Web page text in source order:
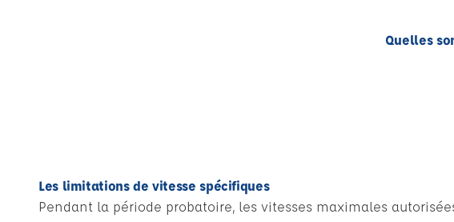
Quelles
Les limitations de vitesse spécifiques
Pendant la période probatoire, les vitesses maximales